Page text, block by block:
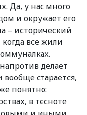
Да, у нас много
и окружает его
– исторический
все жили
делает
старается,
понятно:
в тесноте